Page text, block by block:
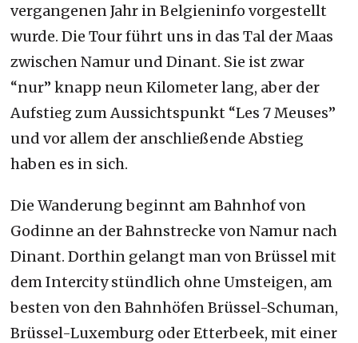
vergangenen Jahr in Belgieninfo vorgestellt
wurde. Die Tour führt uns in das Tal der Maas
zwischen Namur und Dinant. Sie ist zwar
“nur” knapp neun Kilometer lang, aber der
Aufstieg zum Aussichtspunkt “Les 7 Meuses”
und vor allem der anschließende Abstieg
haben es in sich.
Die Wanderung beginnt am Bahnhof von
Godinne an der Bahnstrecke von Namur nach
Dinant. Dorthin gelangt man von Brüssel mit
dem Intercity stündlich ohne Umsteigen, am
besten von den Bahnhöfen Brüssel-Schuman,
Brüssel-Luxemburg oder Etterbeek, mit einer